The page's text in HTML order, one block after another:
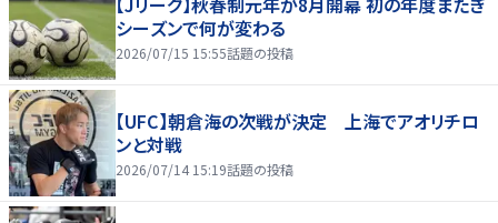
シーズンで何が変わる
2026/07/15 15:55話題の投稿
【UFC】朝倉海の次戦が決定 上海でアオリチロ
ンと対戦
2026/07/14 15:19話題の投稿